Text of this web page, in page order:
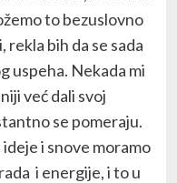
to bezuslovno
bih da se sada
uspeha. Nekada mi
već dali svoj
se pomeraju.
i snove moramo
i energije, i to u